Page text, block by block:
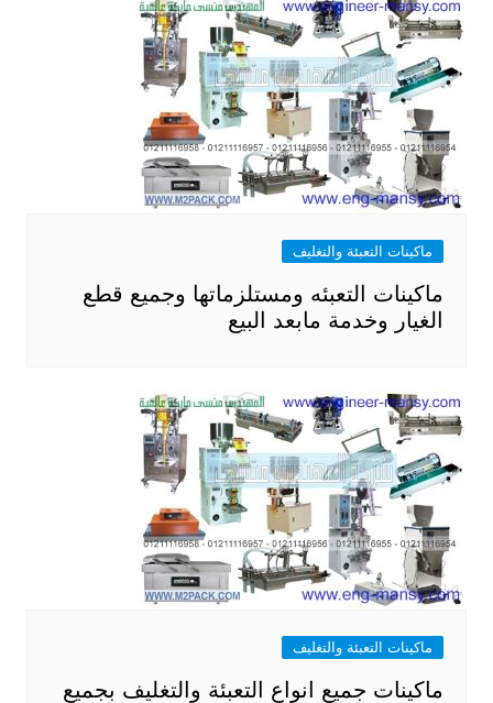
ماكينات التعبئة والتغليف
ماكينات التعبئه ومستلزماتها وجميع قطع
الغيار وخدمة مابعد البيع
ماكينات التعبئة والتغليف
ماكينات جميع انواع التعبئة والتغليف بجميع